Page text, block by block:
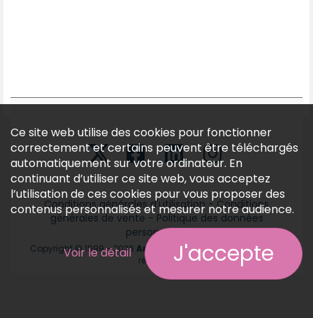
Conditions générales d'utilisation - Conditions
générales de vente-Politique des données
personnelles
Copyright © 1999 - 2026 Annonces médicalestous droits
réservés.
Ce site web utilise des cookies pour fonctionner
correctement et certains peuvent être téléchargés
automatiquement sur votre ordinateur. En
continuant d’utiliser ce site web, vous acceptez
l’utilisation de ces cookies pour vous proposer des
contenus personnalisés et mesurer notre audience.
Voir le détail J'accepte